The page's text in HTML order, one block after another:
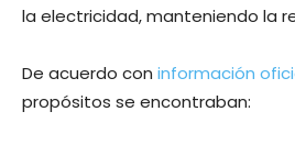
la electricidad, manteniendo la
De acuerdo con información
propósitos se encontraban: